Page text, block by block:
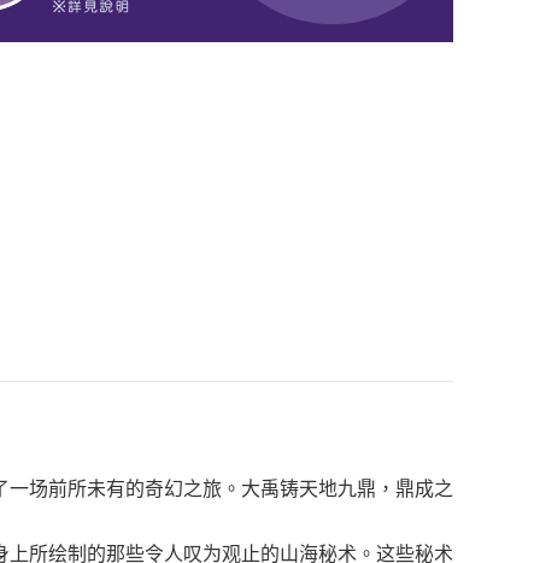
场前所未有的奇幻之旅。大禹铸天地九鼎，鼎成之
所绘制的那些令人叹为观止的山海秘术。这些秘术